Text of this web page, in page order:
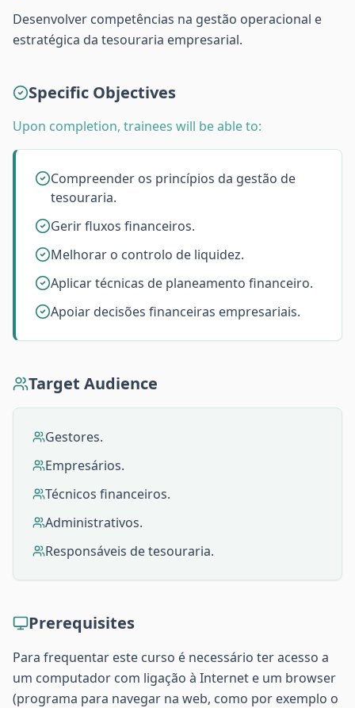
Desenvolver competências na gestão operacional e
estratégica da tesouraria empresarial.
Specific Objectives
Upon completion, trainees will be able to:
Compreender os princípios da gestão de
tesouraria.
Gerir fluxos financeiros.
Melhorar o controlo de liquidez.
Aplicar técnicas de planeamento financeiro.
Apoiar decisões financeiras empresariais.
Target Audience
Gestores.
Empresários.
Técnicos financeiros.
Administrativos.
Responsáveis de tesouraria.
Prerequisites
Para frequentar este curso é necessário ter acesso a
um computador com ligação à Internet e um browser
(programa para navegar na web, como por exemplo o